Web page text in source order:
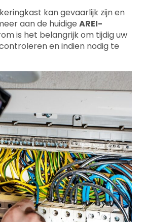
kan gevaarlijk zijn en
aan de huidige AREI-
is het belangrijk om tijdig uw
en indien nodig te